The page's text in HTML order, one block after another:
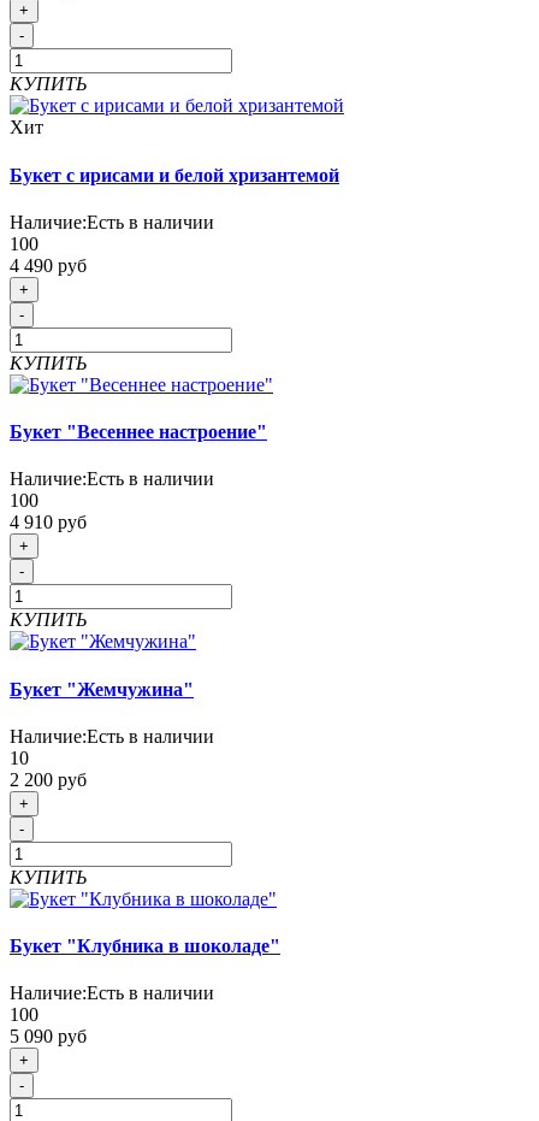
+
-
КУПИТЬ
Хит
Букет с ирисами и белой хризантемой
Наличие:Есть в наличии
100
4 490 руб
+
-
КУПИТЬ
Букет "Весеннее настроение"
Наличие:Есть в наличии
100
4 910 руб
+
-
КУПИТЬ
Букет "Жемчужина"
Наличие:Есть в наличии
10
2 200 руб
+
-
КУПИТЬ
Букет "Клубника в шоколаде"
Наличие:Есть в наличии
100
5 090 руб
+
-